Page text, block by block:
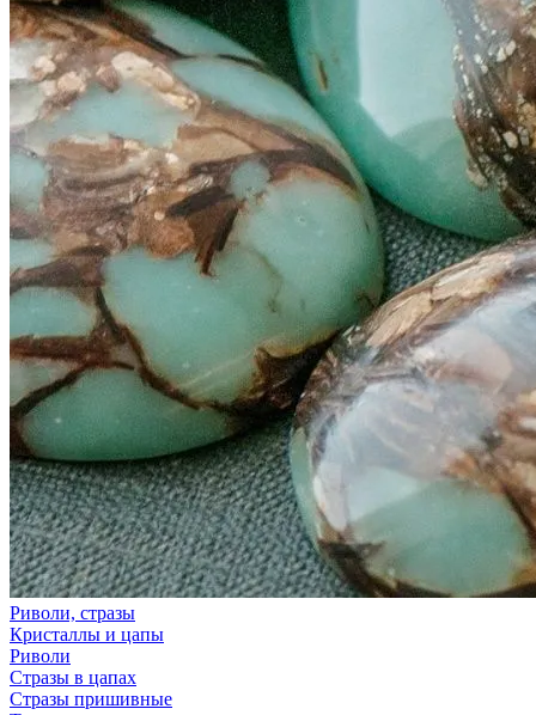
Риволи, стразы
Кристаллы и цапы
Риволи
Стразы в цапах
Стразы пришивные